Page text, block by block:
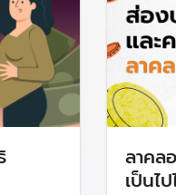
ลาคล
เป็นไ